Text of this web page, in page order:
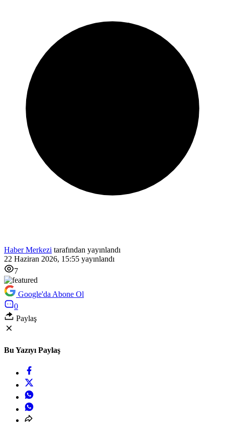
Haber Merkezi tarafından yayınlandı
22 Haziran 2026, 15:55 yayınlandı
7
Google'da Abone Ol
0
Paylaş
Bu Yazıyı Paylaş